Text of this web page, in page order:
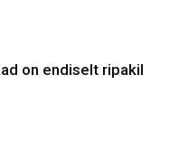
on endiselt ripakil